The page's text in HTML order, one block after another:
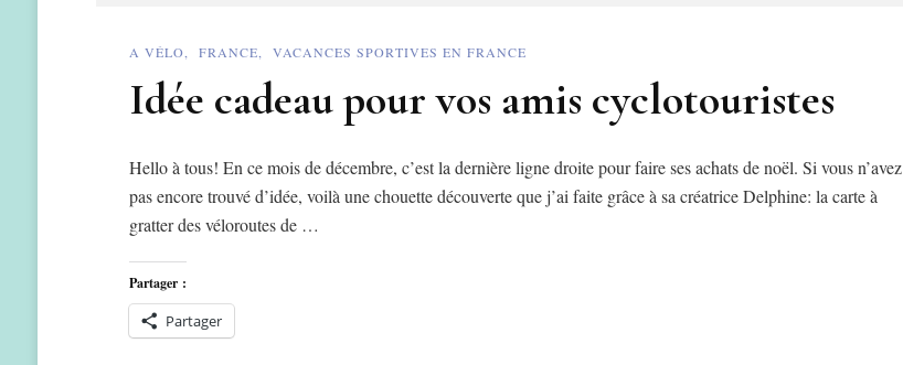
A VÉLO FRANCE VACANCES SPORTIVES EN FRANCE
Idée cadeau pour vos amis cyclotouristes
Hello à tous! En ce mois de décembre, c’est la dernière ligne droite pour faire ses achats de noël. Si vous n’avez
pas encore trouvé d’idée, voilà une chouette découverte que j’ai faite grâce à sa créatrice Delphine: la carte à
gratter des véloroutes de …
Partager :
Partager